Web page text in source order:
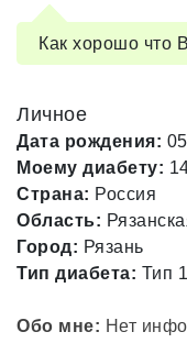
Как хорошо что
Личное
Дата рождения:
Моему диабету:
Страна: Россия
Область:
Город: Рязань
Тип диабета: Тип 1
Обо мне: Нет